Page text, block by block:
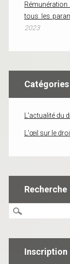
tous les
2023
Catégories
L'actualité du
L'œil sur le
Recherche
Inscription